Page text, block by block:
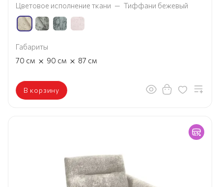
Цветовое исполнение ткани — Тиффани бежевый
Габариты
70 см × 90 см × 87 см
В корзину